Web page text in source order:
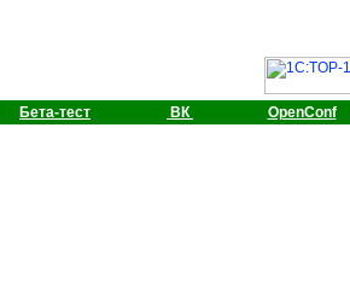
Бета-тест ВК OpenConf